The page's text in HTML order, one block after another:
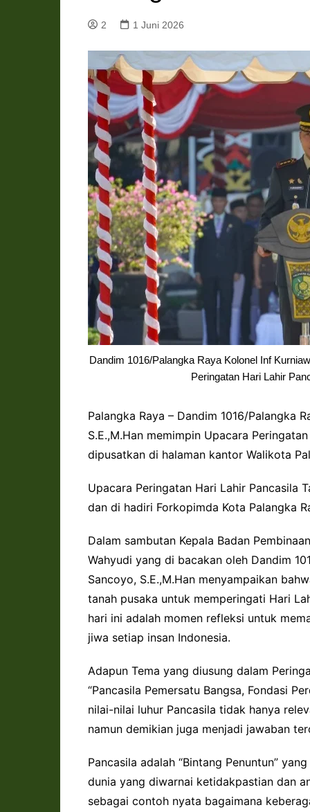
Pemkab Kotim
Pemkab Lamandau
Pemkab Murung Raya
Pemkab Pulang Pisau
Pemkab Seruyan
Pemkab Sukamara
DPRD Kotawaringin
DPRD Lamandau
DPRD Murung Raya
DPRD Pulang Pisau
DPRD Seruyan
DPRD Sukamara
2 1 Juni 2026
Dandim 1016/Palangka Raya Kolonel Inf
Peringatan Hari Lahir
Palangka Raya – Dandim 1016/Palangka
S.E.,M.Han memimpin Upacara
dipusatkan di halaman kantor Walikota
Upacara Peringatan Hari Lahir Pancasila
dan di hadiri Forkopimda Kota Palangka
Dalam sambutan Kepala Badan
Wahyudi yang di bacakan oleh Dandim
Sancoyo, S.E.,M.Han menyampaikan
tanah pusaka untuk memperingati Hari
hari ini adalah momen refleksi untuk
jiwa setiap insan Indonesia.
Adapun Tema yang diusung dalam
“Pancasila Pemersatu Bangsa, Fondasi
nilai-nilai luhur Pancasila tidak hanya
namun demikian juga menjadi jawaban
Pancasila adalah “Bintang Penuntun”
dunia yang diwarnai ketidakpastian dan
sebagai contoh nyata bagaimana